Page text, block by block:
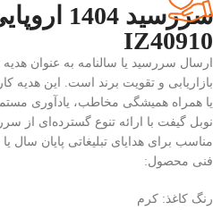
سررسید
IZ40910
ارسال سررسید یا سالنامه به عنوان
بازاریابی و تقویت برند است. این هدیه
یا همراه همیشگی مخاطب، یادآوری
مناسب برای هدایای تبلیغاتی پایان
فنی محصول:
رنگ کاغذ: کرم